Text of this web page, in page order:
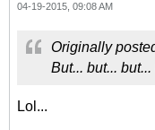
04-19-2015, 09:08 AM
Originally
But... but...
Lol...